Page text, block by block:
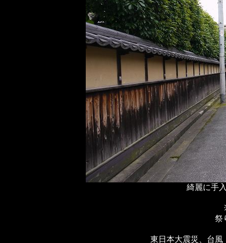
綺麗に手
祭
東日本大震災、台風